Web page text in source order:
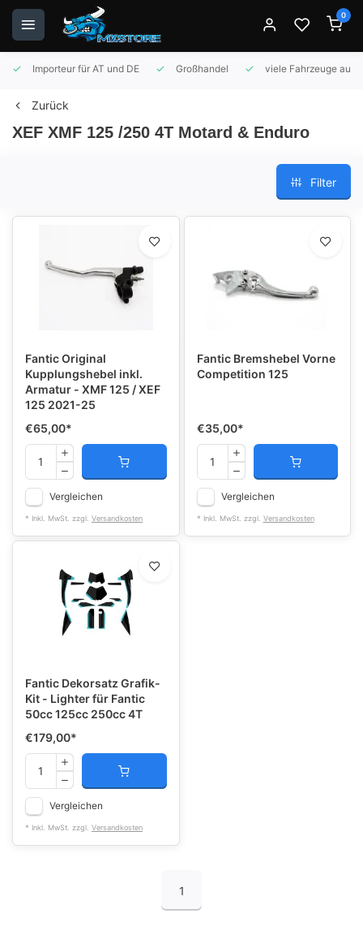
0
Importeur für AT und DE Großhandel viele Fahrzeuge auf
Zurück
XEF XMF 125 /250 4T Motard & Enduro
Filter
Fantic Original
Kupplungshebel inkl.
Armatur - XMF 125 / XEF
125 2021-25
€65,00*
Vergleichen
* Inkl. MwSt. zzgl. Versandkosten
Fantic Bremshebel Vorne
Competition 125
€35,00*
Vergleichen
* Inkl. MwSt. zzgl. Versandkosten
Fantic Dekorsatz Grafik-
Kit - Lighter für Fantic
50cc 125cc 250cc 4T
€179,00*
Vergleichen
* Inkl. MwSt. zzgl. Versandkosten
1